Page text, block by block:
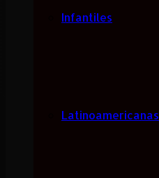
Infantiles
Latinoamericanas